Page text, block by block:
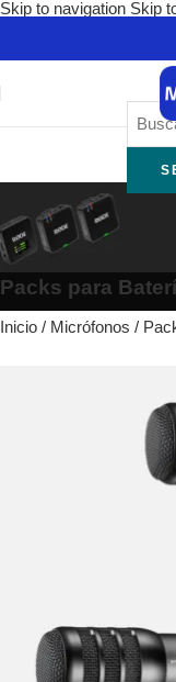
Skip to navigation Skip
Packs para
Inicio / Micrófonos /